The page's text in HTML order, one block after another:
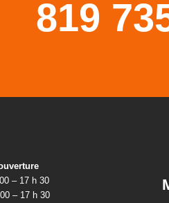
819
– 17 h 30
– 17 h 30